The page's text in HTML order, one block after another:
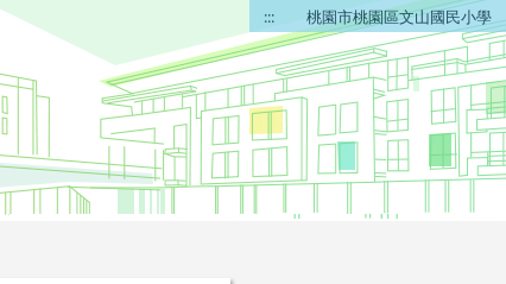
::: 桃園市桃園區文山國民小學